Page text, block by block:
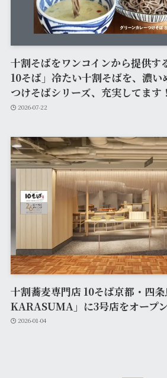
十割そばをワンコインから提供す
10そば」冷たい十割そばを、濃い
つけそばシリーズ、充実してます！
2026-07-22
十割蕎麦専門店 10そば京都・四
KARASUMA」に3号店をオープン
2026-01-04